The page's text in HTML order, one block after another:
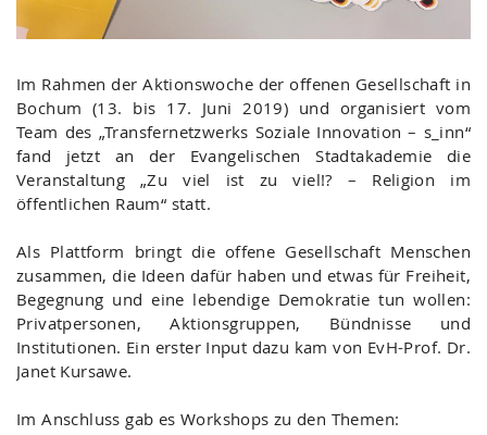
Im Rahmen der Aktionswoche der offenen Gesellschaft in
Bochum (13. bis 17. Juni 2019) und organisiert vom
Team des „Transfernetzwerks Soziale Innovation – s_inn“
fand jetzt an der Evangelischen Stadtakademie die
Veranstaltung „Zu viel ist zu viel!? – Religion im
öffentlichen Raum“ statt.
Als Plattform bringt die offene Gesellschaft Menschen
zusammen, die Ideen dafür haben und etwas für Freiheit,
Begegnung und eine lebendige Demokratie tun wollen:
Privatpersonen, Aktionsgruppen, Bündnisse und
Institutionen. Ein erster Input dazu kam von EvH-Prof. Dr.
Janet Kursawe.
Im Anschluss gab es Workshops zu den Themen: